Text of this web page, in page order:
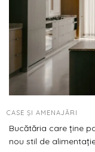
CASE ȘI AMENAJĂRI
Bucătăria care ține
nou stil de